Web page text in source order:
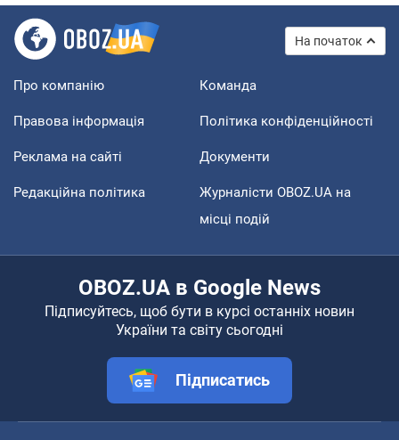
На початок
Про компанію Команда
Правова інформація Політика конфіденційності
Реклама на сайті Документи
Редакційна політика
Журналісти OBOZ.UA на
місці подій
OBOZ.UA в Google News
Підписуйтесь, щоб бути в курсі останніх новин
України та світу сьогодні
Підписатись